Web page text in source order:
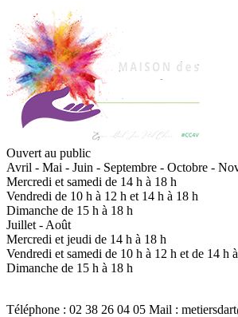
Ouvert au public
Avril - Mai - Juin - Septembre - Octobre -
Mercredi et samedi de 14 h à 18 h
Vendredi de 10 h à 12 h et 14 h à 18 h
Dimanche de 15 h à 18 h
Juillet - Août
Mercredi et jeudi de 14 h à 18 h
Vendredi et samedi de 10 h à 12 h et de 14 h
Dimanche de 15 h à 18 h
Téléphone : 02 38 26 04 05 Mail :